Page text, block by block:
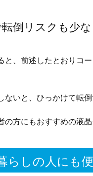
倒リスクも少
、前述したとおりコ
いと、ひっかけて転倒
方にもおすすめの液晶
らしの人にも